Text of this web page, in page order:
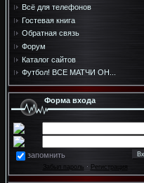
Всё для телефонов
Гостевая книга
Обратная связь
Форум
Каталог сайтов
Футбол! ВСЕ МАТЧИ ОН...
Форма входа
запомнить
Забыл пароль · Регистрация